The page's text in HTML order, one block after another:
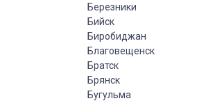
Березники
Бийск
Биробиджан
Благовещенск
Братск
Брянск
Бугульма